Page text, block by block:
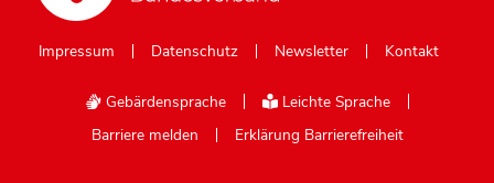
Impressum Datenschutz Newsletter Kontakt
Gebärdensprache
Leichte Sprache
Barriere melden
Erklärung Barrierefreiheit